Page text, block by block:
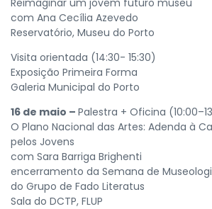
com Ana Cecília Azevedo
Reservatório, Museu do Porto
Visita orientada (14:30- 15:30)
Exposição Primeira Forma
Galeria Municipal do Porto
16 de maio – Palestra + Oficina
O Plano Nacional das Artes: Adenda à
pelos Jovens
com Sara Barriga Brighenti
encerramento da Semana de
do Grupo de Fado Literatus
Sala do DCTP, FLUP